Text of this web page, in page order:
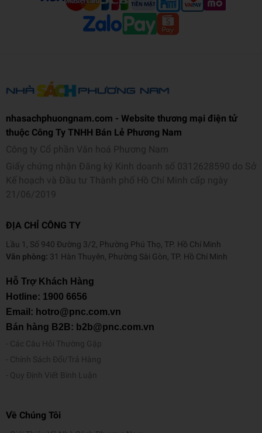
nhasachphuongnam.com - Website thương mại điện tử
thuộc Công Ty TNHH Bán Lẻ Phương Nam
Công ty Cổ phần Văn hoá Phương Nam
Giấy chứng nhận Đăng ký Kinh doanh số 0312628590 do Sở
Kế hoạch và Đầu tư Thành phố Hồ Chí Minh cấp ngày
21/06/2019
ĐỊA CHỈ CÔNG TY
Lầu 1, Số 940 Đường 3/2, Phường Phú Thọ, TP. Hồ Chí Minh
Văn phòng: 31 Hàn Thuyên, Phường Sài Gòn, TP. Hồ Chí Minh
Hỗ Trợ Khách Hàng
Hotline: 1900 6656
Email: hotro@pnc.com.vn
Bán hàng B2B: b2b@pnc.com.vn
Các Câu Hỏi Thường Gặp
Chính Sách Đổi/Trả Hàng
Quy Định Viết Bình Luận
Về Chúng Tôi